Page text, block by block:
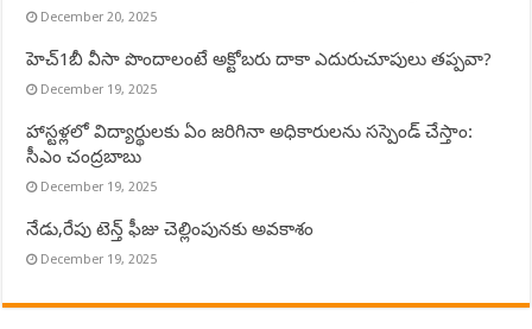
December 20, 2025
హెచ్‌1బీ వీసా పొందాలంటే అక్టోబరు దాకా ఎదురుచూపులు తప్పవా?
December 19, 2025
హాస్టళ్లలో విద్యార్థులకు ఏం జరిగినా అధికారులను సస్పెండ్ చేస్తాం:
సీఎం చంద్రబాబు
December 19, 2025
నేడు,రేపు టెన్త్ ఫీజు చెల్లింపునకు అవకాశం
December 19, 2025